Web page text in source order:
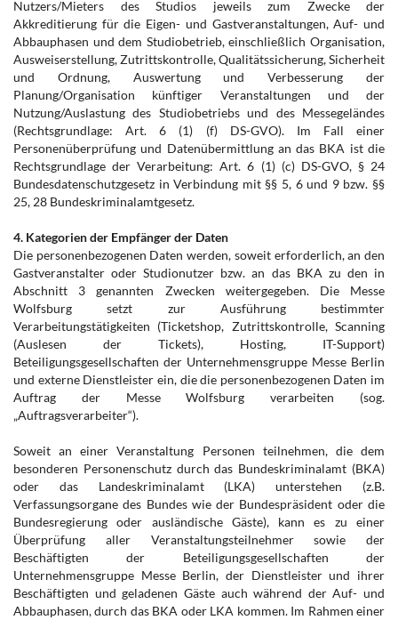
Nutzers/Mieters des Studios jeweils zum Zwecke der
Akkreditierung für die Eigen- und Gastveranstaltungen, Auf- und
Abbauphasen und dem Studiobetrieb, einschließlich Organisation,
Ausweiserstellung, Zutrittskontrolle, Qualitätssicherung, Sicherheit
und Ordnung, Auswertung und Verbesserung der
Planung/Organisation künftiger Veranstaltungen und der
Nutzung/Auslastung des Studiobetriebs und des Messegeländes
(Rechtsgrundlage: Art. 6 (1) (f) DS-GVO). Im Fall einer
Personenüberprüfung und Datenübermittlung an das BKA ist die
Rechtsgrundlage der Verarbeitung: Art. 6 (1) (c) DS-GVO, § 24
Bundesdatenschutzgesetz in Verbindung mit §§ 5, 6 und 9 bzw. §§
25, 28 Bundeskriminalamtgesetz.
4. Kategorien der Empfänger der Daten
Die personenbezogenen Daten werden, soweit erforderlich, an den
Gastveranstalter oder Studionutzer bzw. an das BKA zu den in
Abschnitt 3 genannten Zwecken weitergegeben. Die Messe
Wolfsburg setzt zur Ausführung bestimmter
Verarbeitungstätigkeiten (Ticketshop, Zutrittskontrolle, Scanning
(Auslesen der Tickets), Hosting, IT-Support)
Beteiligungsgesellschaften der Unternehmensgruppe Messe Berlin
und externe Dienstleister ein, die die personenbezogenen Daten im
Auftrag der Messe Wolfsburg verarbeiten (sog.
„Auftragsverarbeiter“).
Soweit an einer Veranstaltung Personen teilnehmen, die dem
besonderen Personenschutz durch das Bundeskriminalamt (BKA)
oder das Landeskriminalamt (LKA) unterstehen (z.B.
Verfassungsorgane des Bundes wie der Bundespräsident oder die
Bundesregierung oder ausländische Gäste), kann es zu einer
Überprüfung aller Veranstaltungsteilnehmer sowie der
Beschäftigten der Beteiligungsgesellschaften der
Unternehmensgruppe Messe Berlin, der Dienstleister und ihrer
Beschäftigten und geladenen Gäste auch während der Auf- und
Abbauphasen, durch das BKA oder LKA kommen. Im Rahmen einer